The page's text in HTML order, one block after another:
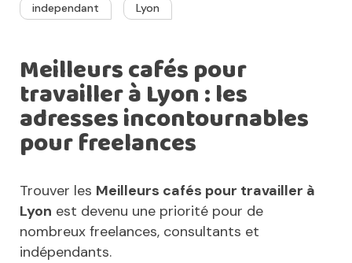
independant Lyon
Meilleurs cafés pour
travailler à Lyon : les
adresses incontournables
pour freelances
Trouver les Meilleurs cafés pour travailler à
Lyon est devenu une priorité pour de
nombreux freelances, consultants et
indépendants.